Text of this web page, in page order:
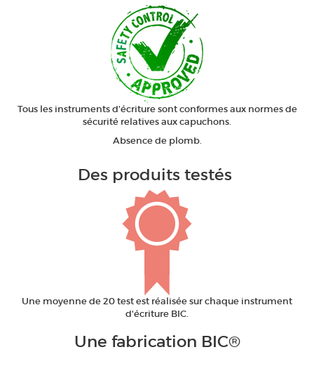
Tous les instruments d’écriture sont conformes aux normes de
sécurité relatives aux capuchons.
Absence de plomb.
Des produits testés
Une moyenne de 20 test est réalisée sur chaque instrument
d'écriture BIC.
Une fabrication BIC®